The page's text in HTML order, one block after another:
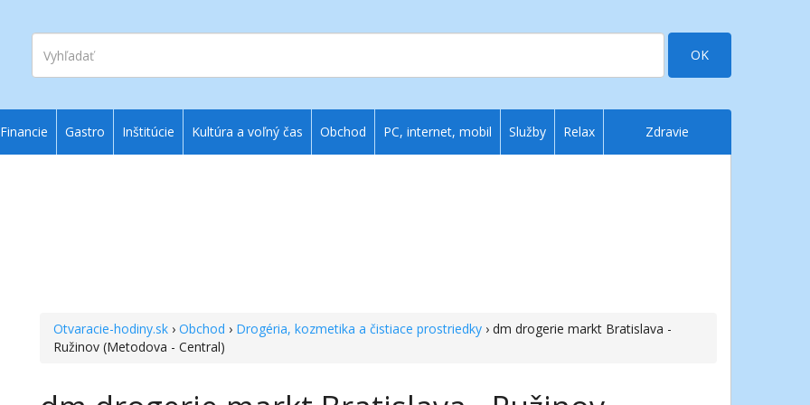
Vyhľadať
OK
Otvaracie-hodiny.sk ›Obchod › Drogéria, kozmetika a čistiace prostriedky › dm drogerie markt Bratislava -
Ružinov (Metodova - Central)
Financie Gastro Inštitúcie Kultúra a voľný čas Obchod PC, internet, mobil Služby Relax Zdravie